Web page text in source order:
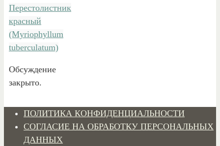
Перестолистник
красный
(Myriophyllum
tuberculatum)
Обсуждение
закрыто.
ПОЛИТИКА КОНФИДЕНЦИАЛЬНОСТИ
СОГЛАСИЕ НА ОБРАБОТКУ ПЕРСОНАЛЬНЫХ
ДАННЫХ